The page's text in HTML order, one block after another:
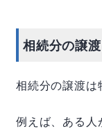
相続分の譲
相続分の譲渡は
例えば、ある人